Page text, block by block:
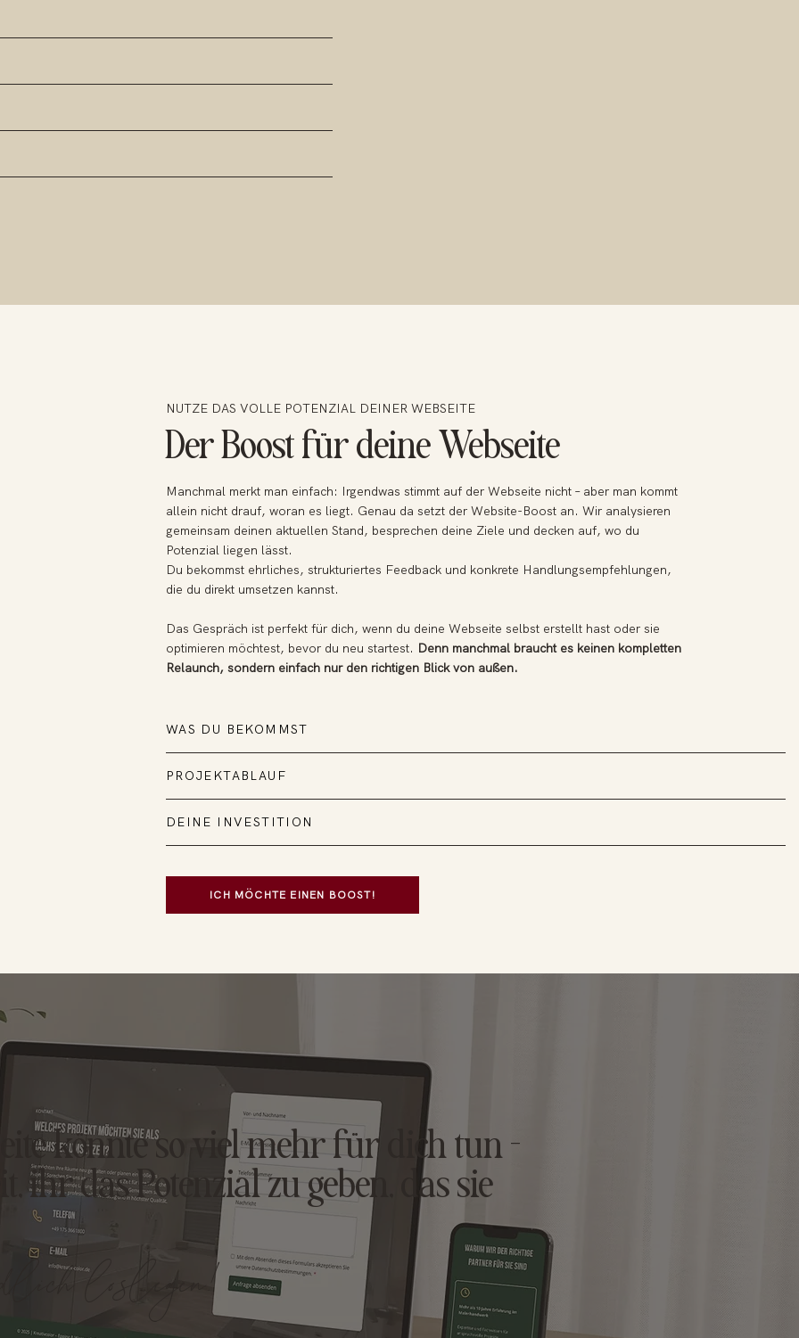
NUTZE DAS VOLLE POTENZIAL DEINER WEBSEITE
Der Boost für deine Webseite
Manchmal merkt man einfach: Irgendwas stimmt auf der Webseite nicht – aber man kommt
allein nicht drauf, woran es liegt. Genau da setzt der Website-Boost an. Wir analysieren
gemeinsam deinen aktuellen Stand, besprechen deine Ziele und decken auf, wo du
Potenzial liegen lässt.
Du bekommst ehrliches, strukturiertes Feedback und konkrete Handlungsempfehlungen,
die du direkt umsetzen kannst.
Das Gespräch ist perfekt für dich, wenn du deine Webseite selbst erstellt hast oder sie
optimieren möchtest, bevor du neu startest. Denn manchmal braucht es keinen kompletten
Relaunch, sondern einfach nur den richtigen Blick von außen.
WAS DU BEKOMMST
PROJEKTABLAUF
DEINE INVESTITION
ICH MÖCHTE EINEN BOOST!
könnte so viel mehr für dich tun –
ihr das Potenzial zu geben, das sie
loslegen!